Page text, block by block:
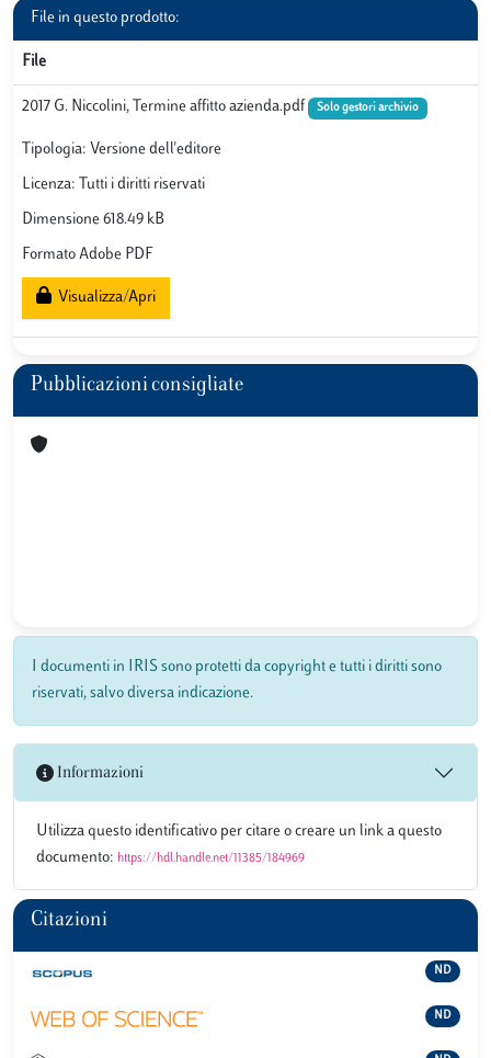
File in questo prodotto:
File
2017 G. Niccolini, Termine affitto azienda.pdf Solo gestori archivio
Tipologia: Versione dell'editore
Licenza: Tutti i diritti riservati
Dimensione 618.49 kB
Formato Adobe PDF
Visualizza/Apri
Pubblicazioni consigliate
I documenti in IRIS sono protetti da copyright e tutti i diritti sono
riservati, salvo diversa indicazione.
Informazioni
Utilizza questo identificativo per citare o creare un link a questo
documento: https://hdl.handle.net/11385/184969
Citazioni
ND
ND